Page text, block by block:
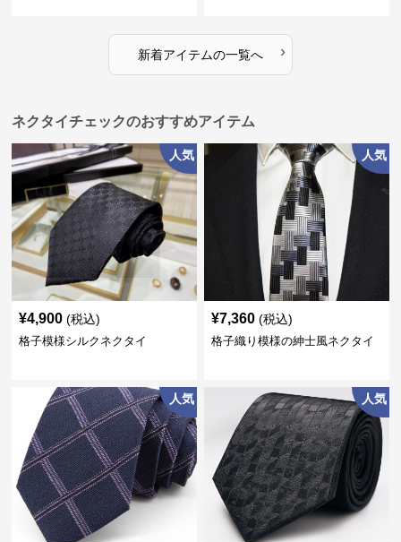
新着アイテムの一覧へ ›
ネクタイチェックのおすすめアイテム
人気
¥4,900 (税込)
格子模様シルクネクタイ
人気
¥7,360 (税込)
格子織り模様の紳士風ネクタイ
人気 人気